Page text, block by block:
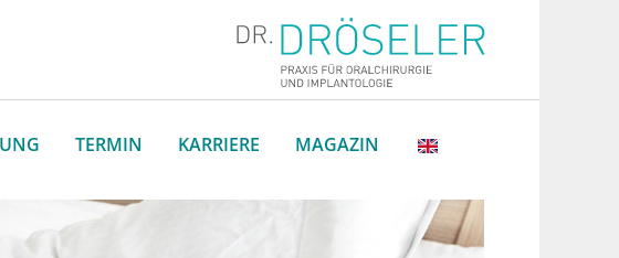
TERMIN KARRIERE MAGAZIN